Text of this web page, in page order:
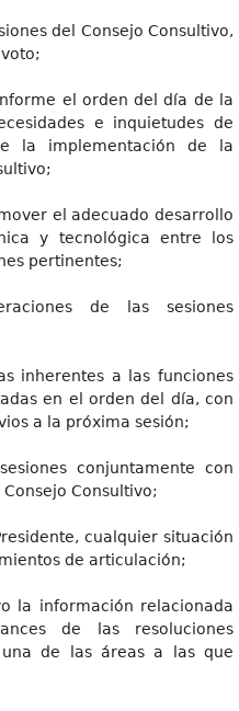
del Consejo Consultivo,
el orden del día de la
e inquietudes de
la implementación de la
el adecuado desarrollo
y tecnológica entre los
pertinentes;
de las sesiones
inherentes a las funciones
en el orden del día, con
a la próxima sesión;
conjuntamente con
Consultivo;
cualquier situación
de articulación;
la información relacionada
de las resoluciones
de las áreas a las que